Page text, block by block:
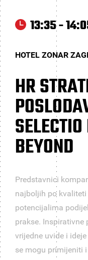
13:35 -
HOTEL ZONAR
HR
BEYOND
Predstavnici
najboljih po
potencijalima
prakse. Inspirativne
vrijedne uvide i
se mogu primijeniti